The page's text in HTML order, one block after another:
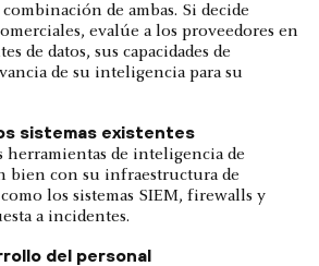
de ambas. Si decide
evalúe a los proveedores en
de datos, sus capacidades de
de su inteligencia para su
sistemas existentes
herramientas de inteligencia de
bien con su infraestructura de
los sistemas SIEM, firewalls y
a incidentes.
del personal